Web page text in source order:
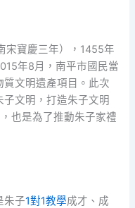
宋寶慶三年），1455年
年8月，南平市國民當
文明遺產項目。此次
文明，打造朱子文明
也是為了推動朱子家禮
朱子1對1教學成才、成